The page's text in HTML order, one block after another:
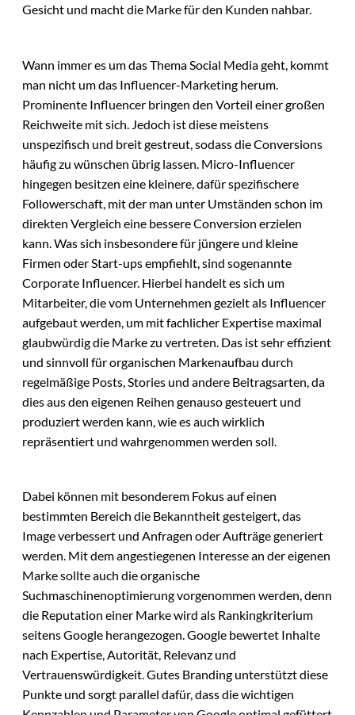
Gesicht und macht die Marke für den Kunden nahbar.
Wann immer es um das Thema Social Media geht, kommt
man nicht um das Influencer-Marketing herum.
Prominente Influencer bringen den Vorteil einer großen
Reichweite mit sich. Jedoch ist diese meistens
unspezifisch und breit gestreut, sodass die Conversions
häufig zu wünschen übrig lassen. Micro-Influencer
hingegen besitzen eine kleinere, dafür spezifischere
Followerschaft, mit der man unter Umständen schon im
direkten Vergleich eine bessere Conversion erzielen
kann. Was sich insbesondere für jüngere und kleine
Firmen oder Start-ups empfiehlt, sind sogenannte
Corporate Influencer. Hierbei handelt es sich um
Mitarbeiter, die vom Unternehmen gezielt als Influencer
aufgebaut werden, um mit fachlicher Expertise maximal
glaubwürdig die Marke zu vertreten. Das ist sehr effizient
und sinnvoll für organischen Markenaufbau durch
regelmäßige Posts, Stories und andere Beitragsarten, da
dies aus den eigenen Reihen genauso gesteuert und
produziert werden kann, wie es auch wirklich
repräsentiert und wahrgenommen werden soll.
Dabei können mit besonderem Fokus auf einen
bestimmten Bereich die Bekanntheit gesteigert, das
Image verbessert und Anfragen oder Aufträge generiert
werden. Mit dem angestiegenen Interesse an der eigenen
Marke sollte auch die organische
Suchmaschinenoptimierung vorgenommen werden, denn
die Reputation einer Marke wird als Rankingkriterium
seitens Google herangezogen. Google bewertet Inhalte
nach Expertise, Autorität, Relevanz und
Vertrauenswürdigkeit. Gutes Branding unterstützt diese
Punkte und sorgt parallel dafür, dass die wichtigen